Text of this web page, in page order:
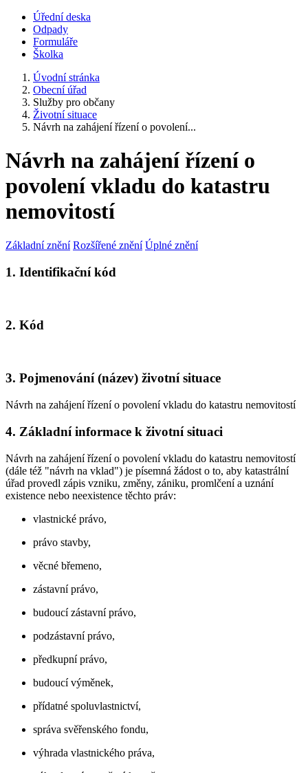
Úřední deska
Odpady
Formuláře
Školka
Úvodní stránka
Obecní úřad
Služby pro občany
Životní situace
Návrh na zahájení řízení o povolení...
Návrh na zahájení řízení o
povolení vkladu do katastru
nemovitostí
Základní znění Rozšířené znění Úplné znění
1. Identifikační kód
2. Kód
3. Pojmenování (název) životní situace
Návrh na zahájení řízení o povolení vkladu do katastru nemovitostí
4. Základní informace k životní situaci
Návrh na zahájení řízení o povolení vkladu do katastru nemovitostí
(dále též "návrh na vklad") je písemná žádost o to, aby katastrální
úřad provedl zápis vzniku, změny, zániku, promlčení a uznání
existence nebo neexistence těchto práv:
vlastnické právo,
právo stavby,
věcné břemeno,
zástavní právo,
budoucí zástavní právo,
podzástavní právo,
předkupní právo,
budoucí výměnek,
přídatné spoluvlastnictví,
správa svěřenského fondu,
výhrada vlastnického práva,